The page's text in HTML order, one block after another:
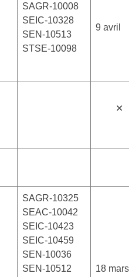
✕
SAGR-10008
SEIC-10328
SEN-10513
STSE-10098
9 avril
SAGR-10325
SEAC-10042
SEIC-10423
SEIC-10459
SEN-10036
SEN-10512
18 mars